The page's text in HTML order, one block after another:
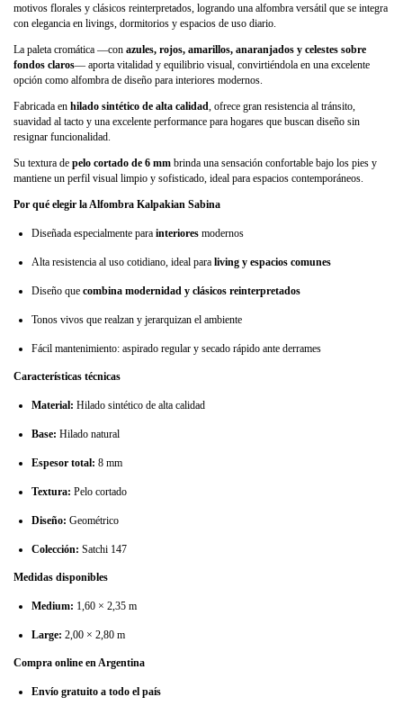
motivos florales y clásicos reinterpretados, logrando una alfombra versátil que se integra
con elegancia en livings, dormitorios y espacios de uso diario.
La paleta cromática —con azules, rojos, amarillos, anaranjados y celestes sobre
fondos claros— aporta vitalidad y equilibrio visual, convirtiéndola en una excelente
opción como alfombra de diseño para interiores modernos.
Fabricada en hilado sintético de alta calidad, ofrece gran resistencia al tránsito,
suavidad al tacto y una excelente performance para hogares que buscan diseño sin
resignar funcionalidad.
Su textura de pelo cortado de 6 mm brinda una sensación confortable bajo los pies y
mantiene un perfil visual limpio y sofisticado, ideal para espacios contemporáneos.
Por qué elegir la Alfombra Kalpakian Sabina
Diseñada especialmente para interiores modernos
Alta resistencia al uso cotidiano, ideal para living y espacios comunes
Diseño que combina modernidad y clásicos reinterpretados
Tonos vivos que realzan y jerarquizan el ambiente
Fácil mantenimiento: aspirado regular y secado rápido ante derrames
Características técnicas
Material: Hilado sintético de alta calidad
Base: Hilado natural
Espesor total: 8 mm
Textura: Pelo cortado
Diseño: Geométrico
Colección: Satchi 147
Medidas disponibles
Medium: 1,60 × 2,35 m
Large: 2,00 × 2,80 m
Compra online en Argentina
Envío gratuito a todo el país